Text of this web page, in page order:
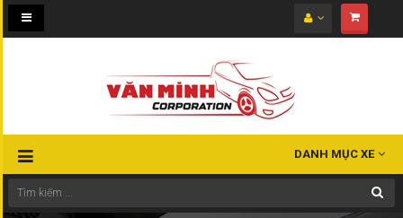
Toggle
navigation
DANH MỤC XE